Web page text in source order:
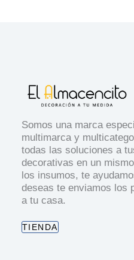
Somos una marca
multimarca y
todas las soluciones a
decorativas en un
los insumos, te
deseas te enviamos los
a tu casa.
TIENDA